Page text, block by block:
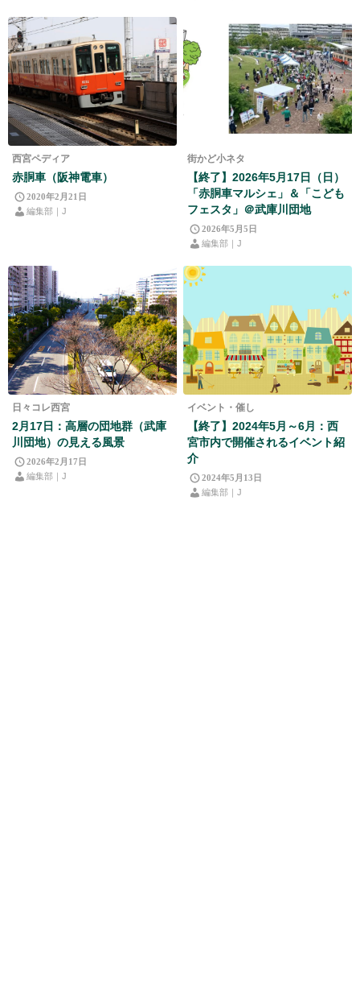
西宮ペディア
赤胴車（阪神電車）
2020年2月21日
編集部｜J
街かど小ネタ
【終了】2026年5月17日（日）
「赤胴車マルシェ」＆「こども
フェスタ」＠武庫川団地
2026年5月5日
編集部｜J
日々コレ西宮
2月17日：高層の団地群（武庫
川団地）の見える風景
2026年2月17日
編集部｜J
イベント・催し
【終了】2024年5月～6月：西
宮市内で開催されるイベント紹
介
2024年5月13日
編集部｜J